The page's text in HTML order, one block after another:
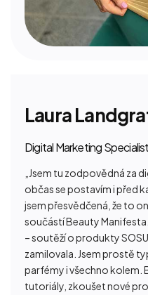
Laura
Digital Marketing Specialist
Jsem tu zodpovědná za
občas se postavím i před
jsem přesvědčená, že to
součástí Beauty
– soutěží o produkty
zamilovala. Jsem prostě
parfémy i všechno kolem.
tutoriály, zkoušet nové